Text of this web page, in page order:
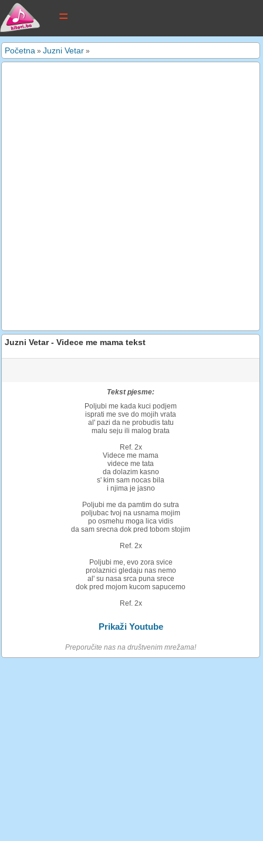
tekstovi pjesama
Početna » Juzni Vetar »
Juzni Vetar - Videce me mama tekst
Tekst pjesme:
Poljubi me kada kuci podjem
isprati me sve do mojih vrata
al' pazi da ne probudis tatu
malu seju ili malog brata
Ref. 2x
Videce me mama
videce me tata
da dolazim kasno
s' kim sam nocas bila
i njima je jasno
Poljubi me da pamtim do sutra
poljubac tvoj na usnama mojim
po osmehu moga lica vidis
da sam srecna dok pred tobom stojim
Ref. 2x
Poljubi me, evo zora svice
prolaznici gledaju nas nemo
al' su nasa srca puna srece
dok pred mojom kucom sapucemo
Ref. 2x
Prikaži Youtube
Preporučite nas na društvenim mrežama!